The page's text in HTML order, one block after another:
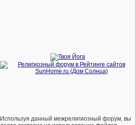
Используя данный межрелигиозный форум, вы